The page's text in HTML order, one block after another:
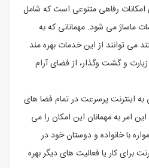
امکانات رفاهی متنوعی است که شامل
ماساژ می ‌شود. مهمانانی که به
می ‌توانند از این خدمات بهره ‌مند
و گشت ‌وگذار، از فضای آرام
اینترنت پرسرعت در تمام فضا های
امر به مهمانان این امکان را می
با خانواده و دوستان خود در
برای کار یا فعالیت ‌های دیگر بهره‌